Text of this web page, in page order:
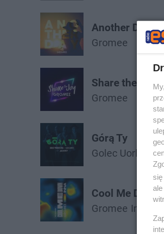
Another Day
Gromee
Share the Joy
Gromee
Górą Ty
Golec
Cool Me Down
Gromee Inna
się